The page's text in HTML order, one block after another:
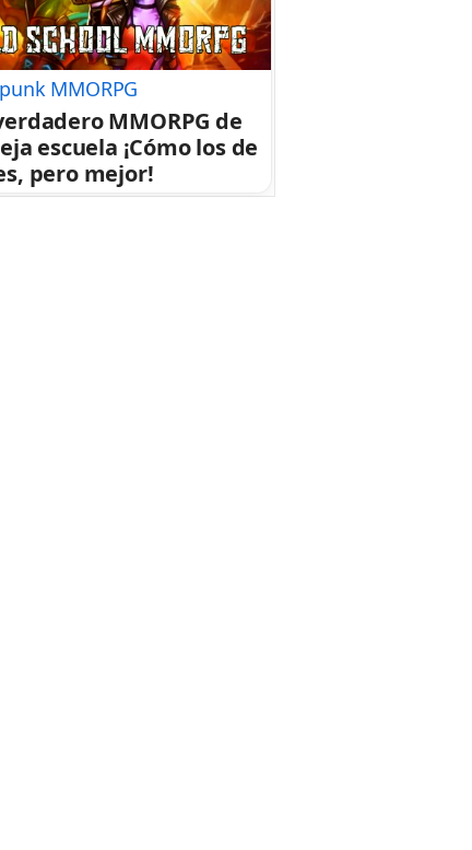
MMORPG
MMORPG de
escuela ¡Cómo los de
pero mejor!